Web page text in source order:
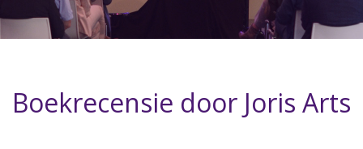
Boekrecensie door Joris Arts